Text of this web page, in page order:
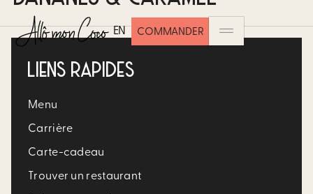
EN COMMANDER
LIENS RAPIDES
Menu
Carrière​
Carte-cadeau
Trouver un restaurant​